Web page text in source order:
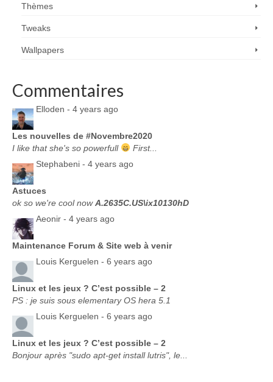
Thèmes
Tweaks
Wallpapers
Commentaires
Elloden - 4 years ago
Les nouvelles de #Novembre2020
I like that she's so powerfull
First...
Stephabeni - 4 years ago
Astuces
ok so we're cool nowA.2635C.US\ix10130hD
Aeonir - 4 years ago
Maintenance Forum & Site web à venir
Louis Kerguelen - 6 years ago
Linux et les jeux ? C’est possible – 2
PS : je suis sous elementary OS hera 5.1
Louis Kerguelen - 6 years ago
Linux et les jeux ? C’est possible – 2
Bonjour après "sudo apt-get install lutris", le...